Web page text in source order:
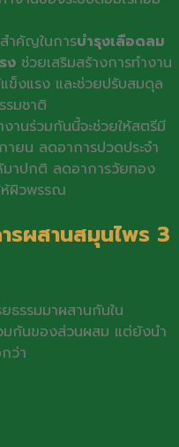
ำคัญในการบำรุงเลือดลม
ง ช่วยเสริมสร้างการทำงาน
ข็งแรง และช่วยปรับสมดุล
มชาติ
งานร่วมกันนี้จะช่วยให้สตรีมี
ยน ลดอาการปวดประจำ
มาปกติ ลดอาการวัยทอง
ห้ผิวพรรณ
รผสานสมุนไพร 3
รรมมาผสานกันใน
มกันของส่วนผสม แต่ยังนำ
ว่า